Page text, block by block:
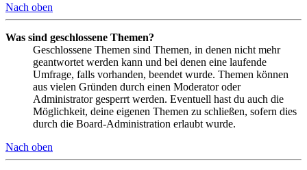
Nach oben
Was sind geschlossene Themen?
Geschlossene Themen sind Themen, in denen nicht mehr
geantwortet werden kann und bei denen eine laufende
Umfrage, falls vorhanden, beendet wurde. Themen können
aus vielen Gründen durch einen Moderator oder
Administrator gesperrt werden. Eventuell hast du auch die
Möglichkeit, deine eigenen Themen zu schließen, sofern dies
durch die Board-Administration erlaubt wurde.
Nach oben